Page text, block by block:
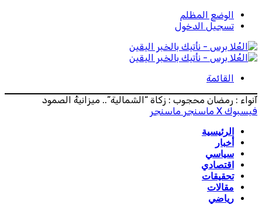
الوضع المظلم
تسجيل الدخول
القائمة
آنواء : رمضان محجوب : زكاة “الشمالية”.. ميزانيةُ الصمود
فيسبوك ‫X ماسنجر ماسنجر
الرئيسية
أخبار
سياسي
اقتصادي
تحقيقات
مقالات
رياضي